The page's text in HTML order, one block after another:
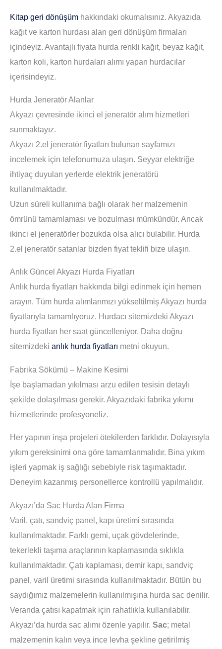
Kitap geri dönüşüm hakkındaki okumalısınız. Akyazıda
kağıt ve karton hurdası alan geri dönüşüm firmaları
içindeyiz. Avantajlı fiyata hurda renkli kağıt, beyaz kağıt,
karton koli, karton hurdaları alımı yapan hurdacılar
içerisindeyiz.
Hurda Jeneratör Alanlar
Akyazı çevresinde ikinci el jeneratör alım hizmetleri
sunmaktayız.
Akyazı 2.el jeneratör fiyatları bulunan sayfamızı
incelemek için telefonumuza ulaşın. Seyyar elektriğe
ihtiyaç duyulan yerlerde elektrik jeneratörü
kullanılmaktadır.
Uzun süreli kullanıma bağlı olarak her malzemenin
ömrünü tamamlaması ve bozulması mümkündür. Ancak
ikinci el jeneratörler bozukda olsa alıcı bulabilir. Hurda
2.el jeneratör satanlar bizden fiyat teklifi bize ulaşın.
Anlık Güncel Akyazı Hurda Fiyatları
Anlık hurda fiyatları hakkında bilgi edinmek için hemen
arayın. Tüm hurda alımlarımızı yükseltilmiş Akyazı hurda
fiyatlarıyla tamamlıyoruz. Hurdacı sitemizdeki Akyazı
hurda fiyatları her saat güncelleniyor. Daha doğru
sitemizdeki anlık hurda fiyatları metni okuyun.
Fabrika Sökümü – Makine Kesimi
İşe başlamadan yıkılması arzu edilen tesisin detaylı
şekilde dolaşılması gerekir. Akyazıdaki fabrika yıkımı
hizmetlerinde profesyoneliz.
Her yapının inşa projeleri ötekilerden farklıdır. Dolayısıyla
yıkım gereksinimi ona göre tamamlanmalıdır. Bina yıkım
işleri yapmak iş sağlığı sebebiyle risk taşımaktadır.
Deneyim kazanmış personellerce kontrollü yapılmalıdır.
Akyazı’da Sac Hurda Alan Firma
Varil, çatı, sandviç panel, kapı üretimi sırasında
kullanılmaktadır. Farklı gemi, uçak gövdelerinde,
tekerlekli taşıma araçlarının kaplamasında sıklıkla
kullanılmaktadır. Çatı kaplaması, demir kapı, sandviç
panel, varil üretimi sırasında kullanılmaktadır. Bütün bu
saydığımız malzemelerin kullanılmışına hurda sac denilir.
Veranda çatısı kapatmak için rahatlıkla kullanılabilir.
Akyazı’da hurda sac alımı özenle yapılır. Sac; metal
malzemenin kalın veya ince levha şekline getirilmiş